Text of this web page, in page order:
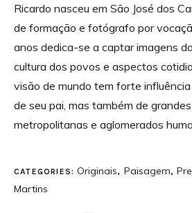
Ricardo nasceu em São José dos
de formação e fotógrafo por
anos dedica-se a captar imagens
cultura dos povos e aspectos
visão de mundo tem forte
de seu pai, mas também de
metropolitanas e aglomerados
CATEGORIES:Originais, Paisagem,
Martins